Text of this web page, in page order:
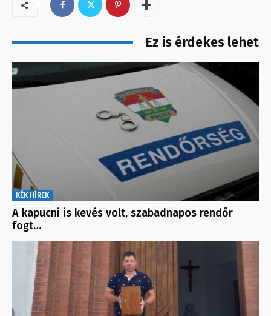
Ez is érdekes lehet
KÉK HÍREK
A kapucni is kevés volt, szabadnapos rendőr
fogt…